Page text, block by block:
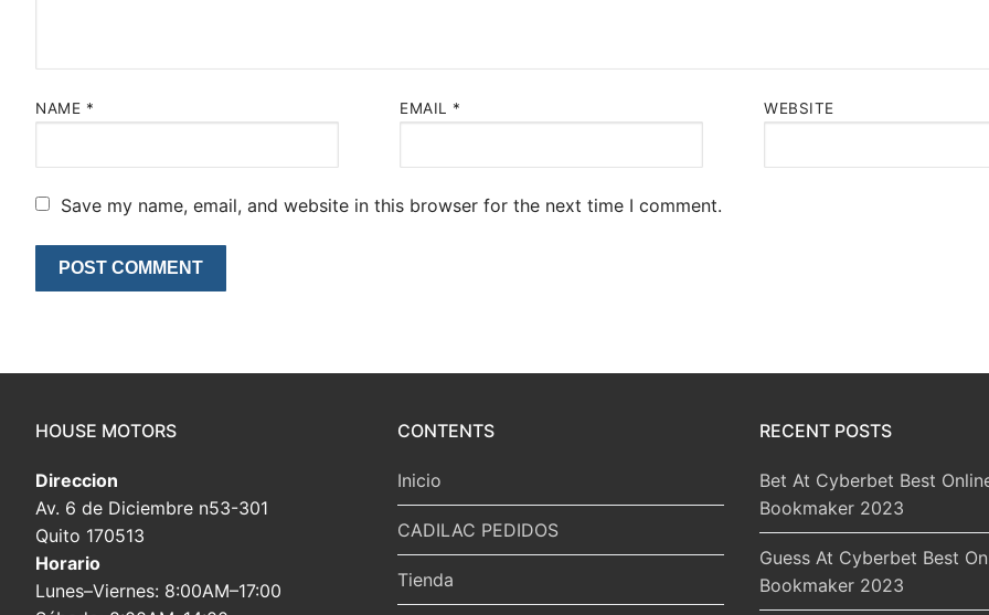
NAME * EMAIL * WEBSITE
Save my name, email, and website in this browser for the next time I comment.
HOUSE MOTORS
Direccion
Av. 6 de Diciembre n53-301
Quito 170513
Horario
Lunes–Viernes: 8:00AM–17:00
CONTENTS
Inicio
CADILAC PEDIDOS
Tienda
RECENT POSTS
Bet At Cyberbet Best
Bookmaker 2023
Guess At Cyberbet Best
Bookmaker 2023